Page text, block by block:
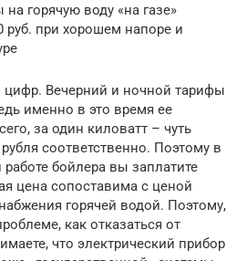
горячую воду «на газе»
руб. при хорошем напоре и
цифр. Вечерний и ночной тарифы
именно в это время ее
за один киловатт – чуть
соответственно. Поэтому в
работе бойлера вы заплатите
цена сопоставима с ценой
горячей водой. Поэтому,
как отказаться от
что электрический прибор